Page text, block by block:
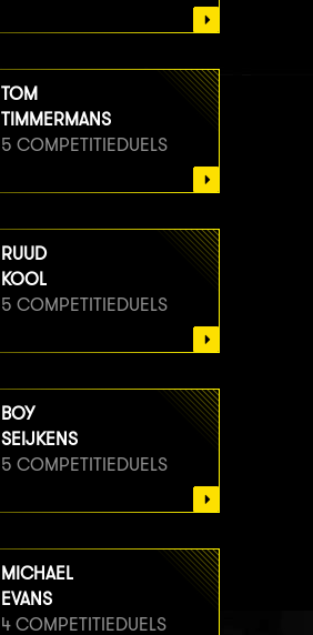
TOM
TIMMERMANS
5 COMPETITIEDUELS
RUUD
KOOL
5 COMPETITIEDUELS
BOY
SEIJKENS
5 COMPETITIEDUELS
MICHAEL
EVANS
4 COMPETITIEDUELS